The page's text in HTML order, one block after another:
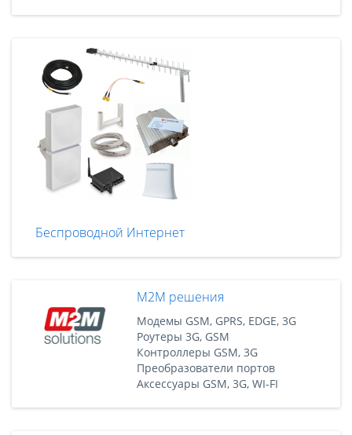
Беспроводной Интернет
M2M решения
Модемы GSM, GPRS, EDGE, 3G
Роутеры 3G, GSM
Контроллеры GSM, 3G
Преобразователи портов
Аксессуары GSM, 3G, WI-FI